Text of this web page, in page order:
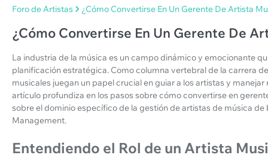
Foro de Artistas ¿Cómo Convertirse En Un Gerente De Artista
¿Cómo Convertirse En Un Gerente De
La industria de la música es un campo dinámico y emocionante
planificación estratégica. Como columna vertebral de la carrera
musicales juegan un papel crucial en guiar a los artistas y
artículo profundiza en los pasos sobre cómo convertirse en
sobre el dominio específico de la gestión de artistas de música
Management.
Entendiendo el Rol de un Artista